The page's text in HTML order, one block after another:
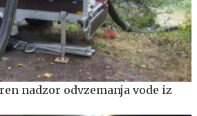
nadzor odvzemanja vode iz